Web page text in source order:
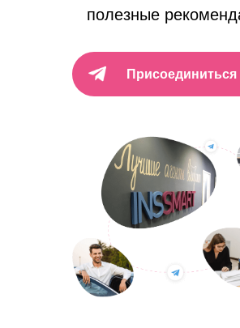
полезные
Присоединиться